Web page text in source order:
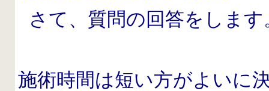
さて、質問の回答をします
施術時間は短い方がよいに